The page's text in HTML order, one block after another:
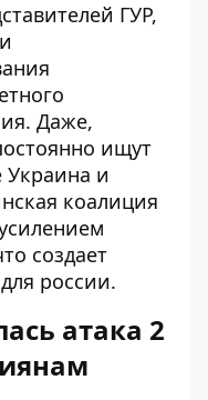
ГУР,
Даже,
ищут
Украина и
коалиция
создает
россии.
атака 2